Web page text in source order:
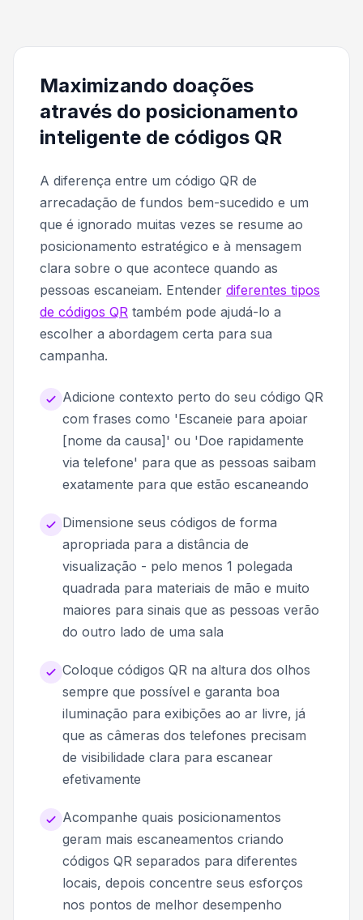
Maximizando doações
através do posicionamento
inteligente de códigos QR
A diferença entre um código QR de
arrecadação de fundos bem-sucedido e um
que é ignorado muitas vezes se resume ao
posicionamento estratégico e à mensagem
clara sobre o que acontece quando as
pessoas escaneiam. Entender diferentes tipos
de códigos QR também pode ajudá-lo a
escolher a abordagem certa para sua
campanha.
Adicione contexto perto do seu código QR
com frases como 'Escaneie para apoiar
[nome da causa]' ou 'Doe rapidamente
via telefone' para que as pessoas saibam
exatamente para que estão escaneando
Dimensione seus códigos de forma
apropriada para a distância de
visualização - pelo menos 1 polegada
quadrada para materiais de mão e muito
maiores para sinais que as pessoas verão
do outro lado de uma sala
Coloque códigos QR na altura dos olhos
sempre que possível e garanta boa
iluminação para exibições ao ar livre, já
que as câmeras dos telefones precisam
de visibilidade clara para escanear
efetivamente
Acompanhe quais posicionamentos
geram mais escaneamentos criando
códigos QR separados para diferentes
locais, depois concentre seus esforços
nos pontos de melhor desempenho